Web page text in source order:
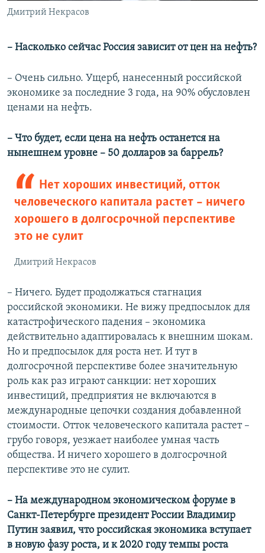
Дмитрий Некрасов
– Насколько сейчас Россия зависит от цен на нефть?
– Очень сильно. Ущерб, нанесенный российской
экономике за последние 3 года, на 90% обусловлен
ценами на нефть.
– Что будет, если цена на нефть останется на
нынешнем уровне – 50 долларов за баррель?
Нет хороших инвестиций, отток
человеческого капитала растет – ничего
хорошего в долгосрочной перспективе
это не сулит
Дмитрий Некрасов
– Ничего. Будет продолжаться стагнация
российской экономики. Не вижу предпосылок для
катастрофического падения – экономика
действительно адаптировалась к внешним шокам.
Но и предпосылок для роста нет. И тут в
долгосрочной перспективе более значительную
роль как раз играют санкции: нет хороших
инвестиций, предприятия не включаются в
международные цепочки создания добавленной
стоимости. Отток человеческого капитала растет –
грубо говоря, уезжает наиболее умная часть
общества. И ничего хорошего в долгосрочной
перспективе это не сулит.
– На международном экономическом форуме в
Санкт-Петербурге президент России Владимир
Путин заявил, что российская экономика вступает
в новую фазу роста, и к 2020 году темпы роста